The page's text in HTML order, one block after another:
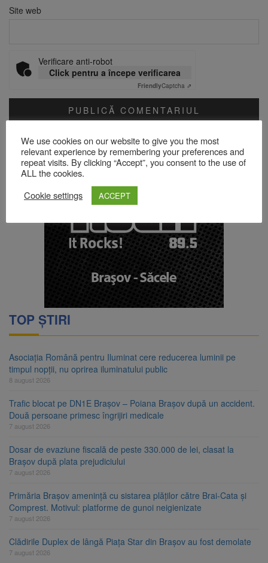
Site web
Verificare anti-robot
Click pentru a începe verificarea
FriendlyCaptcha ⇗
sunt procesate datele comentariilor tale.
TOP ȘTIRI
Asociația Română pentru Iluminat cere reducerea luminii pe
timpul nopții, nu oprirea iluminatului public
8 august 2026
Trafic blocat pe DN1E Brașov – Poiana Brașov după un accident.
Două persoane primesc îngrijiri medicale
7 august 2026
Dosar de evaziune fiscală de peste 330.000 de lei, clasat la
Brașov după plata prejudiciului
7 august 2026
Primăria Brașov amenință cu sistarea plăților către Brai-Cata și
Comprest. Motivul: platforme de gunoi neigienizate
7 august 2026
Clădirile Duplex de lângă Piața Star din Brașov au fost demolate
7 august 2026
We use cookies on our website to give you the most
relevant experience by remembering your preferences and
repeat visits. By clicking “Accept”, you consent to the use of
ALL the cookies.
Cookie settings
ACCEPT